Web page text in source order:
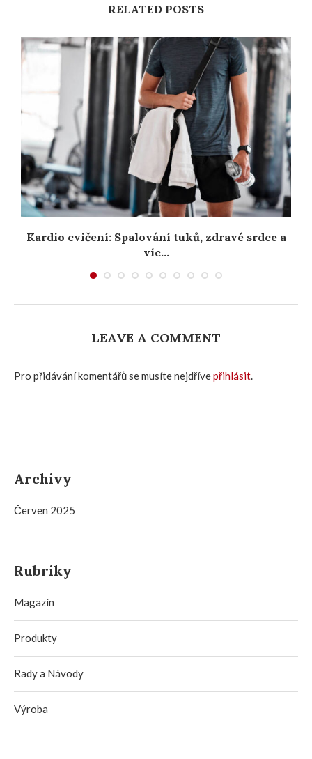
RELATED POSTS
Kardio cvičení: Spalování tuků, zdravé srdce a
víc...
15. 6. 2025
LEAVE A COMMENT
Pro přidávání komentářů se musíte nejdřívepřihlásit.
Archivy
Červen 2025
Rubriky
Magazín
Produkty
Rady a Návody
Výroba